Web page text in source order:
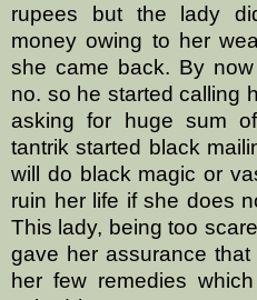
rupees but the lady
money owing to her
she came back. By
no. so he started calling
asking for huge sum
tantrik started black
will do black magic or
ruin her life if she does
This lady, being too
gave her assurance
her few remedies